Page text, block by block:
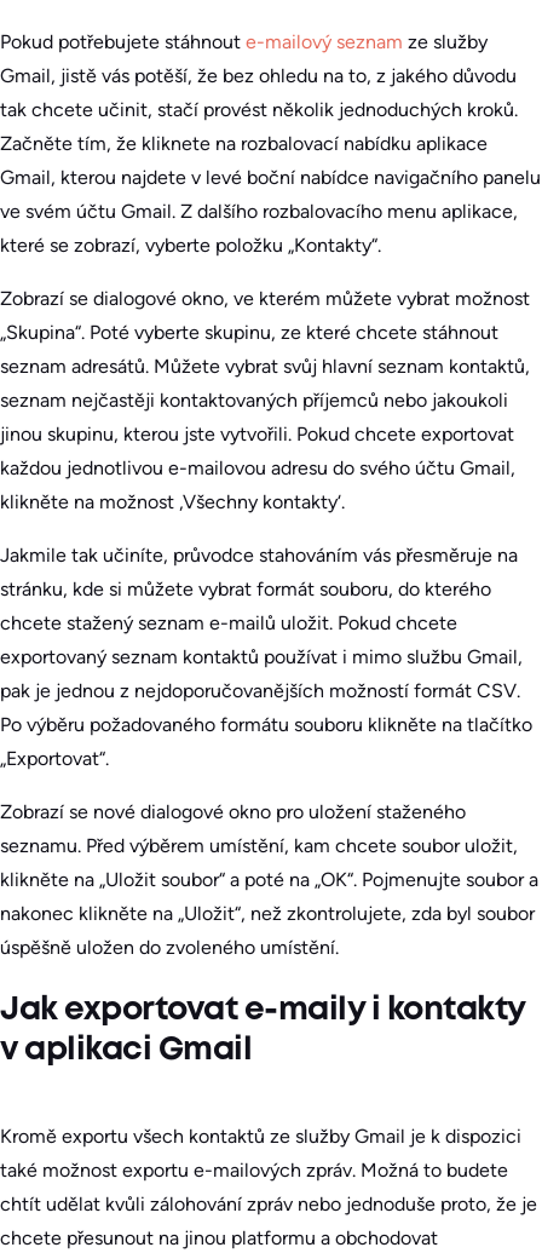
Pokud potřebujete stáhnout e-mailový seznam ze služby
Gmail, jistě vás potěší, že bez ohledu na to, z jakého důvodu
tak chcete učinit, stačí provést několik jednoduchých kroků.
Začněte tím, že kliknete na rozbalovací nabídku aplikace
Gmail, kterou najdete v levé boční nabídce navigačního panelu
ve svém účtu Gmail. Z dalšího rozbalovacího menu aplikace,
které se zobrazí, vyberte položku „Kontakty“.
Zobrazí se dialogové okno, ve kterém můžete vybrat možnost
„Skupina“. Poté vyberte skupinu, ze které chcete stáhnout
seznam adresátů. Můžete vybrat svůj hlavní seznam kontaktů,
seznam nejčastěji kontaktovaných příjemců nebo jakoukoli
jinou skupinu, kterou jste vytvořili. Pokud chcete exportovat
každou jednotlivou e-mailovou adresu do svého účtu Gmail,
klikněte na možnost ‚Všechny kontakty‘.
Jakmile tak učiníte, průvodce stahováním vás přesměruje na
stránku, kde si můžete vybrat formát souboru, do kterého
chcete stažený seznam e-mailů uložit. Pokud chcete
exportovaný seznam kontaktů používat i mimo službu Gmail,
pak je jednou z nejdoporučovanějších možností formát CSV.
Po výběru požadovaného formátu souboru klikněte na tlačítko
„Exportovat“.
Zobrazí se nové dialogové okno pro uložení staženého
seznamu. Před výběrem umístění, kam chcete soubor uložit,
klikněte na „Uložit soubor“ a poté na „OK“. Pojmenujte soubor a
nakonec klikněte na „Uložit“, než zkontrolujete, zda byl soubor
úspěšně uložen do zvoleného umístění.
Jak exportovat e-maily i kontakty
v aplikaci Gmail
Kromě exportu všech kontaktů ze služby Gmail je k dispozici
také možnost exportu e-mailových zpráv. Možná to budete
chtít udělat kvůli zálohování zpráv nebo jednoduše proto, že je
chcete přesunout na jinou platformu a obchodovat